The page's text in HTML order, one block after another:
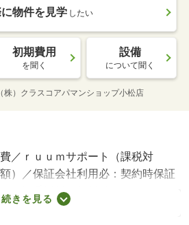
物件を見学 したい
初期費用
を聞く
設備
について聞く
（株）クラスコアパマンショップ小松店
／ｒｕｕｍサポート（課税対
）／保証会社利用必：契約時保証
保証委託料：賃料総額の２．２％
は２．５万／２．５％／［退去
続きを見る